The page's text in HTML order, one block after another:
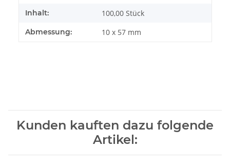
Inhalt: 100,00 Stück
Abmessung: 10 x 57 mm
Kunden kauften dazu folgende
Artikel: